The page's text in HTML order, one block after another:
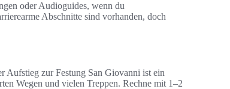
oder Audioguides, wenn du
Abschnitte sind vorhanden, doch
Aufstieg zur Festung San Giovanni ist ein
Wegen und vielen Treppen. Rechne mit 1–2